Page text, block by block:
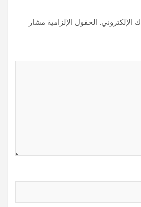
الإلكتروني. الحقول الإلزامية مشار